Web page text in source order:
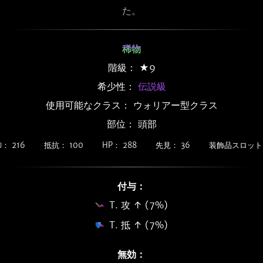
た。
稀物
階級： ★9
希少性： 伝説級
使用可能なクラス： ウォリアー型クラス
部位： 頭部
216 抵抗： 100 HP： 288 先見： 36 装飾品スロッ
付与：
T. 攻 ↑ (7%)
T. 抵 ↑ (7%)
無効：